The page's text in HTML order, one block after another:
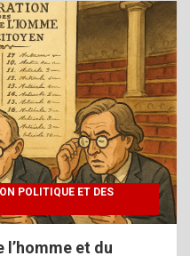
POLITIQUE ET DES
et du